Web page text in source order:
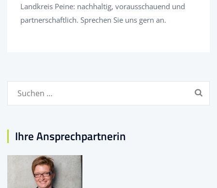
Landkreis Peine: nachhaltig, vorausschauend und
partnerschaftlich. Sprechen Sie uns gern an.
Suchen
Ihre Ansprechpartnerin